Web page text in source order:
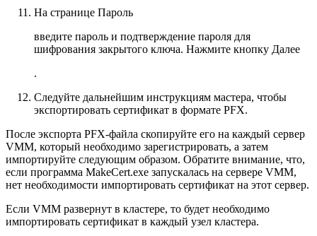
На странице Пароль
введите пароль и подтверждение пароля для
шифрования закрытого ключа. Нажмите кнопку Далее
.
Следуйте дальнейшим инструкциям мастера, чтобы
экспортировать сертификат в формате PFX.
После экспорта PFX-файла скопируйте его на каждый сервер
VMM, который необходимо зарегистрировать, а затем
импортируйте следующим образом. Обратите внимание, что,
если программа MakeCert.exe запускалась на сервере VMM,
нет необходимости импортировать сертификат на этот сервер.
Если VMM развернут в кластере, то будет необходимо
импортировать сертификат в каждый узел кластера.